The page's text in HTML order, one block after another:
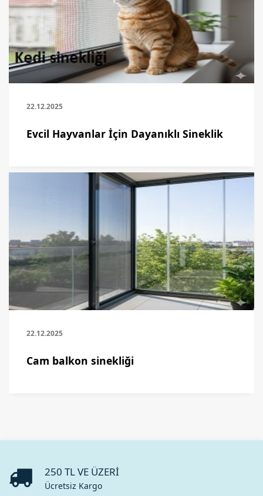
22.12.2025
Evcil Hayvanlar İçin Dayanıklı Sineklik
22.12.2025
Cam balkon sinekliği
250 TL VE ÜZERI
Ücretsiz Kargo